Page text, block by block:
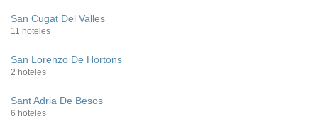
San Cugat Del Valles
11 hoteles
San Lorenzo De Hortons
2 hoteles
Sant Adria De Besos
6 hoteles